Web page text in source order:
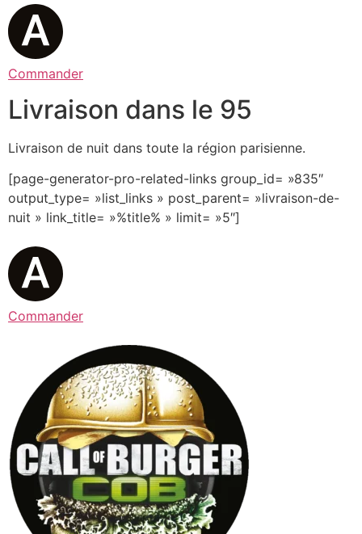
Commander
Livraison dans le 95
Livraison de nuit dans toute la région parisienne.
[page-generator-pro-related-links group_id= »835″
output_type= »list_links » post_parent= »livraison-de-
nuit » link_title= »%title% » limit= »5″]
Commander